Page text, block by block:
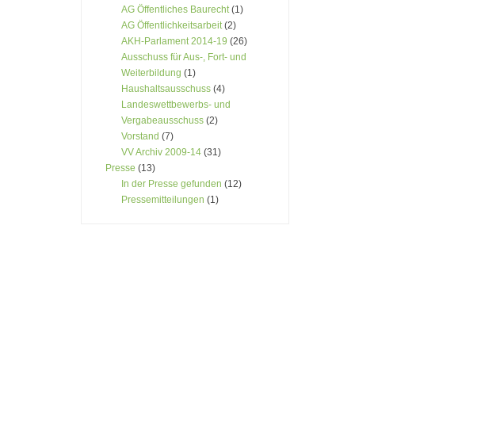
AG Öffentliches Baurecht(1)
AG Öffentlichkeitsarbeit(2)
AKH-Parlament 2014-19 (26)
Ausschuss für Aus-, Fort- und
Weiterbildung (1)
Haushaltsausschuss (4)
Landeswettbewerbs- und
Vergabeausschuss (2)
Vorstand (7)
VV Archiv 2009-14 (31)
Presse (13)
In der Presse gefunden (12)
Pressemitteilungen (1)